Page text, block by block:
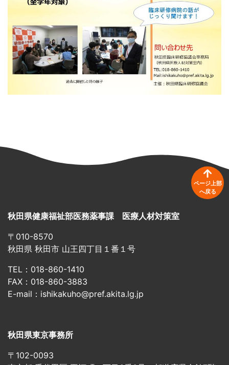
ページ上部
へ戻る
秋田県健康福祉部医務薬事課 医療人材対策室
〒010-8570
秋田県 秋田市 山王四丁目１番１号
TEL：018-860-1410
FAX：018-860-3883
E-mail：ishikakuho@pref.akita.lg.jp
秋田県東京事務所
〒102-0093